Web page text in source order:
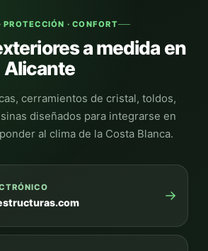
PROTECCIÓN · CONFORT
a medida en
Alicante
cerramientos de cristal, toldos,
diseñados para integrarse en
al clima de la Costa Blanca.
→